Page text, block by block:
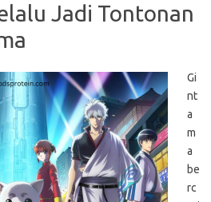
Jadi Tontonan
Gi
nt
a
m
a
be
rc